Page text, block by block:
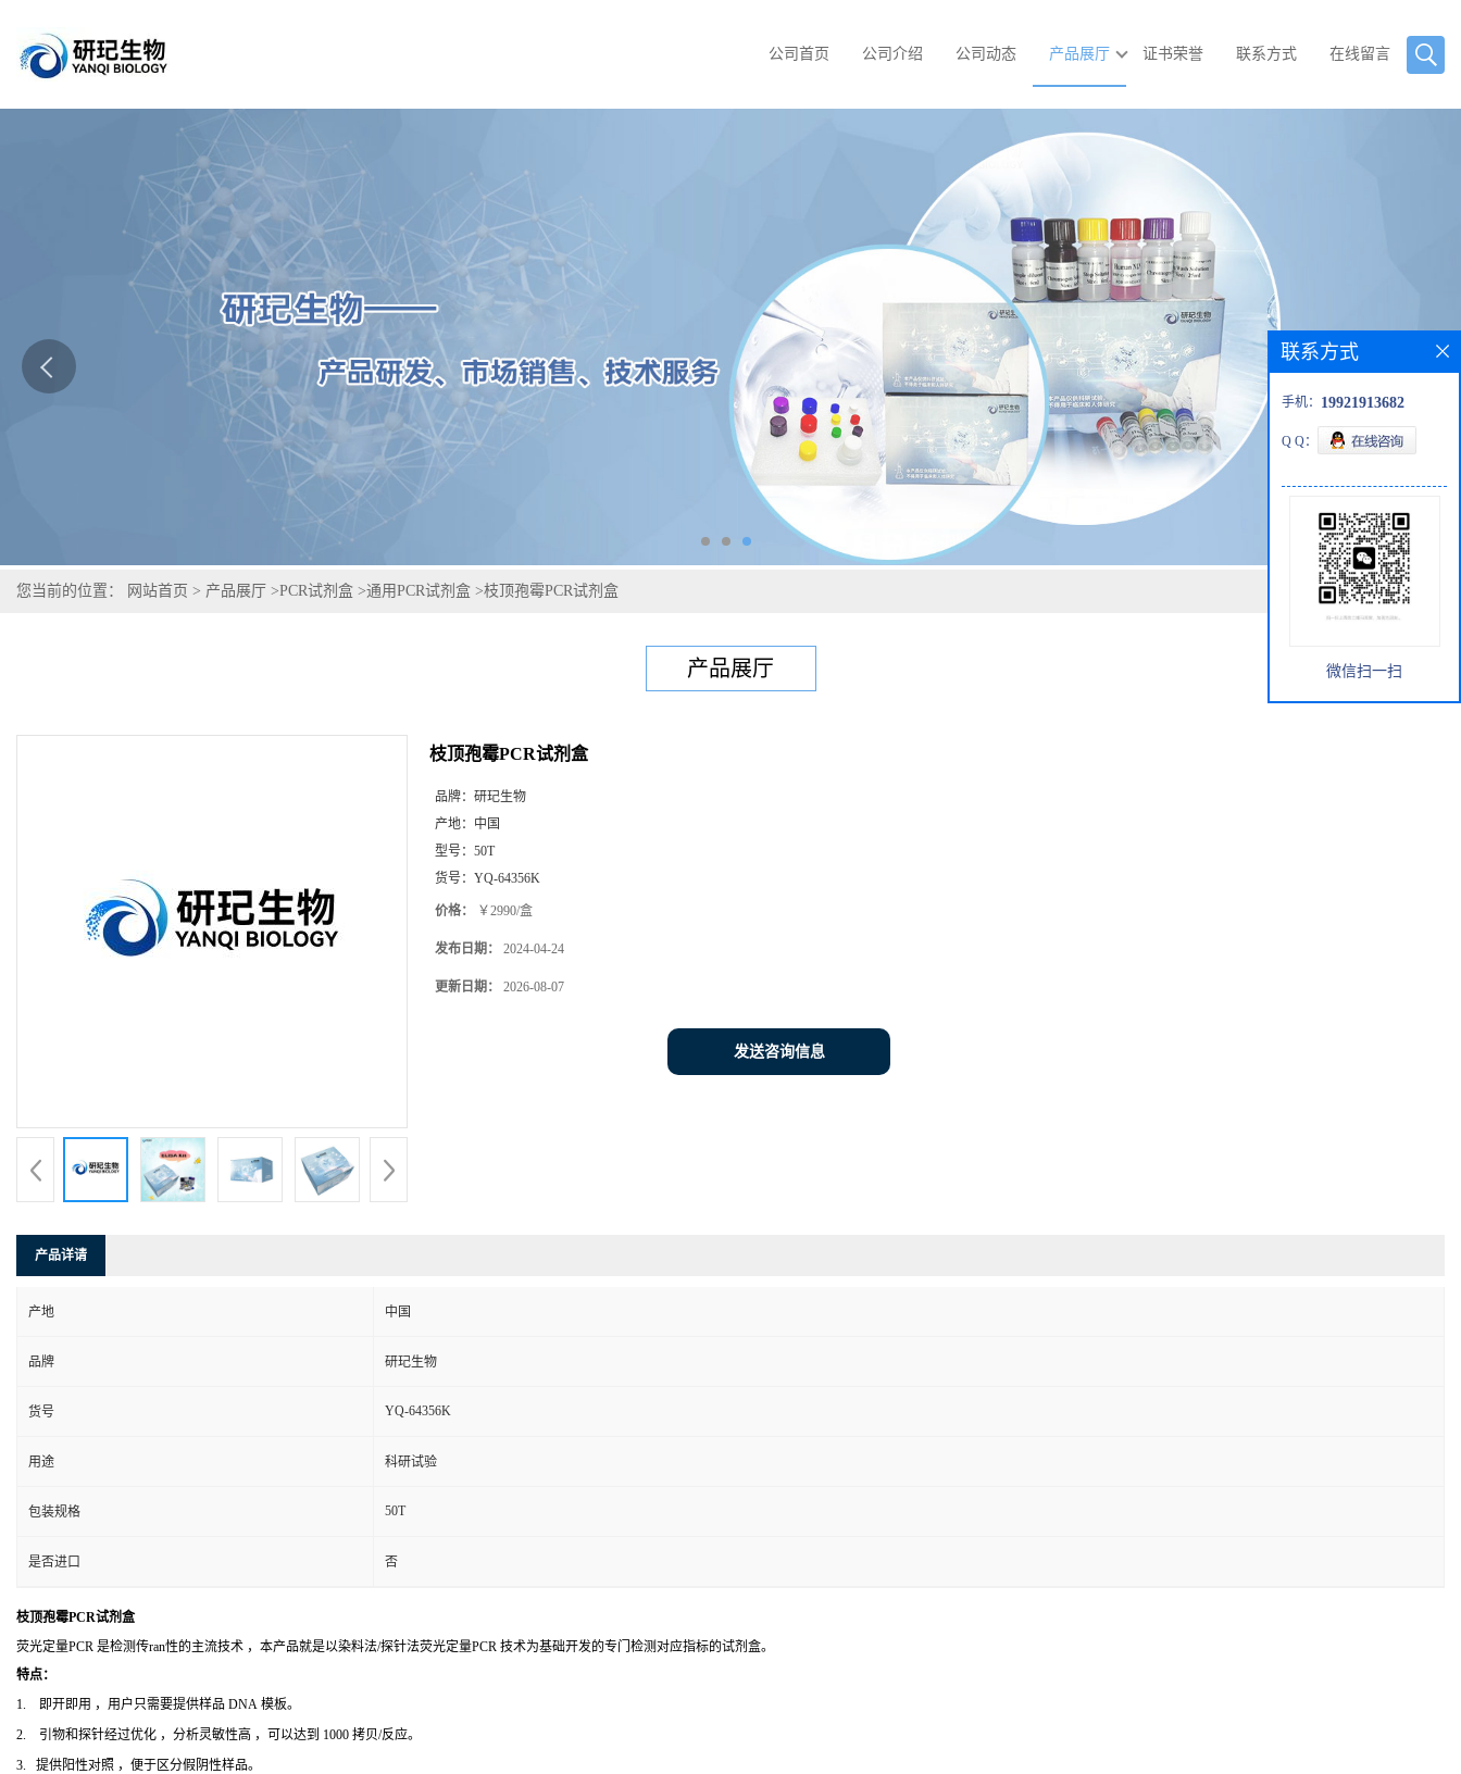
公司首页 公司介绍 公司动态 产品展厅 证书荣誉 联系方式 在线留言
您当前的位置： 网站首页 > 产品展厅 >PCR试剂盒 >通用PCR试剂盒 >枝顶孢霉PCR试剂盒
产品展厅
枝顶孢霉PCR试剂盒
品牌： 研玘生物
产地： 中国
型号： 50T
货号： YQ-64356K
价格： ￥2990/盒
发布日期： 2024-04-24
更新日期： 2026-08-07
发送咨询信息
产品详请
产地 中国
品牌 研玘生物
货号 YQ-64356K
用途 科研试验
包装规格 50T
是否进口 否
枝顶孢霉PCR试剂盒
荧光定量PCR 是检测传ran性的主流技术 ，本产品就是以染料法/探针法荧光定量PCR 技术为基础开发的专门检测对应指标的试剂盒。
特点：
1. 即开即用 ，用户只需要提供样品 DNA 模板。
2. 引物和探针经过优化 ，分析灵敏性高 ，可以达到 1000 拷贝/反应。
3. 提供阳性对照 ，便于区分假阴性样品。
联系方式
手机： 19921913682
Q Q：
微信扫一扫